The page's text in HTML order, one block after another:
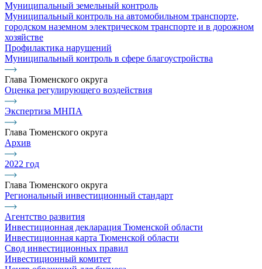
Муниципальный земельный контроль
Муниципальный контроль на автомобильном транспорте,
городском наземном электрическом транспорте и в дорожном
хозяйстве
Профилактика нарушений
Муниципальный контроль в сфере благоустройства
Глава Тюменского округа
Оценка регулирующего воздействия
Экспертиза МНПА
Глава Тюменского округа
Архив
2022 год
Глава Тюменского округа
Региональный инвестиционный стандарт
Агентство развития
Инвестиционная декларация Тюменской области
Инвестиционная карта Тюменской области
Свод инвестиционных правил
Инвестиционный комитет